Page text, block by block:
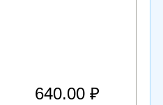
640.00